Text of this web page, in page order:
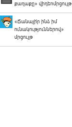
քաղաքը» վիդեոմրցույթ
«Ճանաչի՛ր ինձ իմ
ունակություններով»
մրցույթ